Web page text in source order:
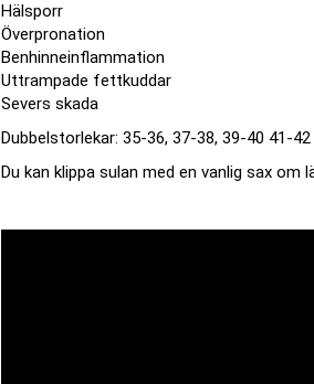
Hälsporr
Överpronation
Benhinneinflammation
Uttrampade fettkuddar
Severs skada
Dubbelstorlekar: 35-36, 37-38, 39-40 41-
Du kan klippa sulan med en vanlig sax om